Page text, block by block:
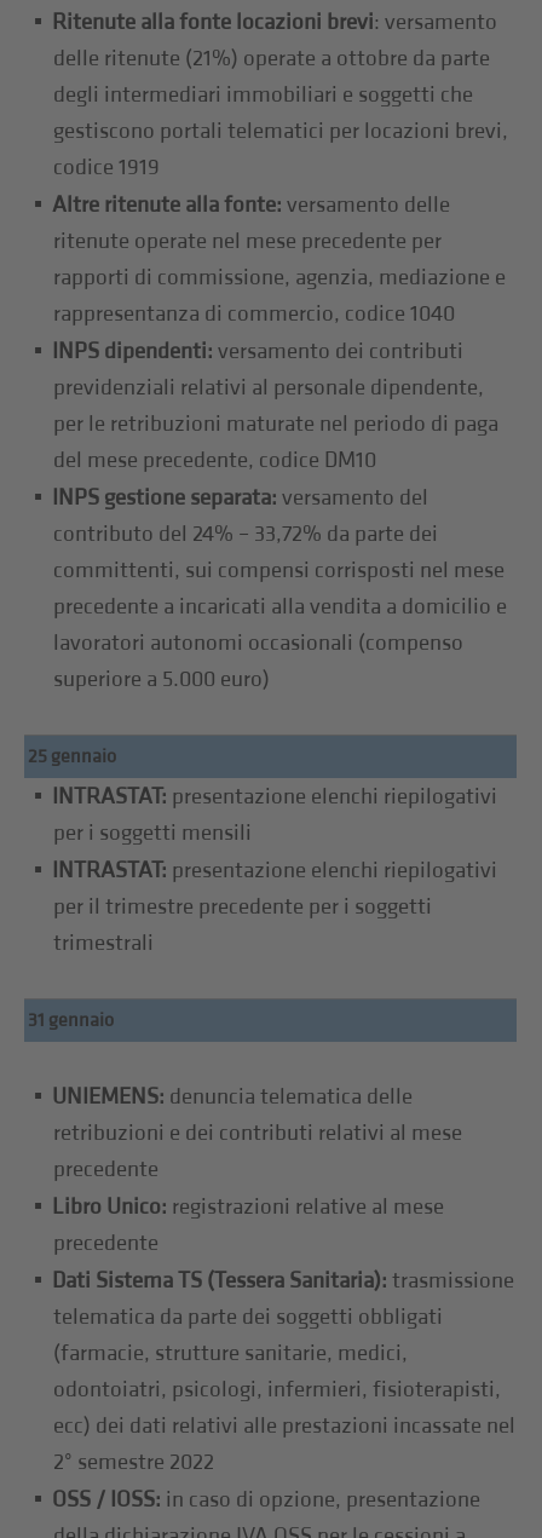
Ritenute alla fonte locazioni brevi: versamento
delle ritenute (21%) operate a ottobre da parte
degli intermediari immobiliari e soggetti che
gestiscono portali telematici per locazioni brevi,
codice 1919
Altre ritenute alla fonte: versamento delle
ritenute operate nel mese precedente per
rapporti di commissione, agenzia, mediazione e
rappresentanza di commercio, codice 1040
INPS dipendenti: versamento dei contributi
previdenziali relativi al personale dipendente,
per le retribuzioni maturate nel periodo di paga
del mese precedente, codice DM10
INPS gestione separata: versamento del
contributo del 24% – 33,72% da parte dei
committenti, sui compensi corrisposti nel mese
precedente a incaricati alla vendita a domicilio e
lavoratori autonomi occasionali (compenso
superiore a 5.000 euro)
25 gennaio
INTRASTAT: presentazione elenchi riepilogativi
per i soggetti mensili
INTRASTAT: presentazione elenchi riepilogativi
per il trimestre precedente per i soggetti
trimestrali
31 gennaio
UNIEMENS: denuncia telematica delle
retribuzioni e dei contributi relativi al mese
precedente
Libro Unico: registrazioni relative al mese
precedente
Dati Sistema TS (Tessera Sanitaria):trasmissione
telematica da parte dei soggetti obbligati
(farmacie, strutture sanitarie, medici,
odontoiatri, psicologi, infermieri, fisioterapisti,
ecc) dei dati relativi alle prestazioni incassate nel
2° semestre 2022
OSS / IOSS: in caso di opzione, presentazione